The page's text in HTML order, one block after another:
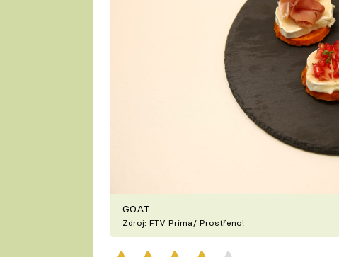
GOAT
Zdroj: FTV Prima/ Prostřeno!